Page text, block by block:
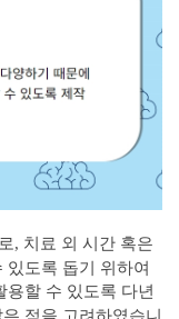
, 치료 외 시간 혹은
있도록 돕기 위하여
용할 수 있도록 다년
점을 고려하였습니